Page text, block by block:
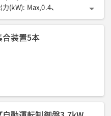
力(kW): Max,0.4
ポンプ出力(kW): Max,0.4
ボンベ2本
装置5本